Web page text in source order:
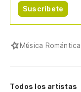
Suscríbete
Música Romántica
Todos los artistas